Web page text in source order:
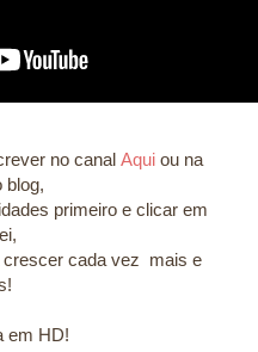
no canal Aquiou na
blog,
primeiro e clicar em
crescer cada vez mais e
em HD!